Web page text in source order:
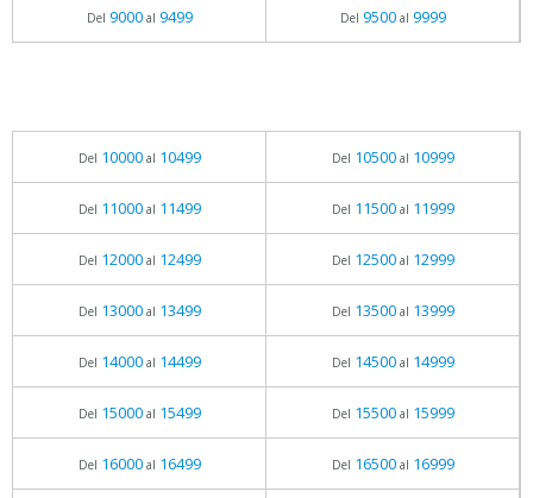
Del 9000al 9499 Del 9500al 9999
Del 10000al 10499 Del 10500al 10999
Del 11000al 11499 Del 11500al 11999
Del 12000al 12499 Del 12500al 12999
Del 13000al 13499 Del 13500al 13999
Del 14000al 14499 Del 14500al 14999
Del 15000al 15499 Del 15500al 15999
Del 16000al 16499 Del 16500al 16999